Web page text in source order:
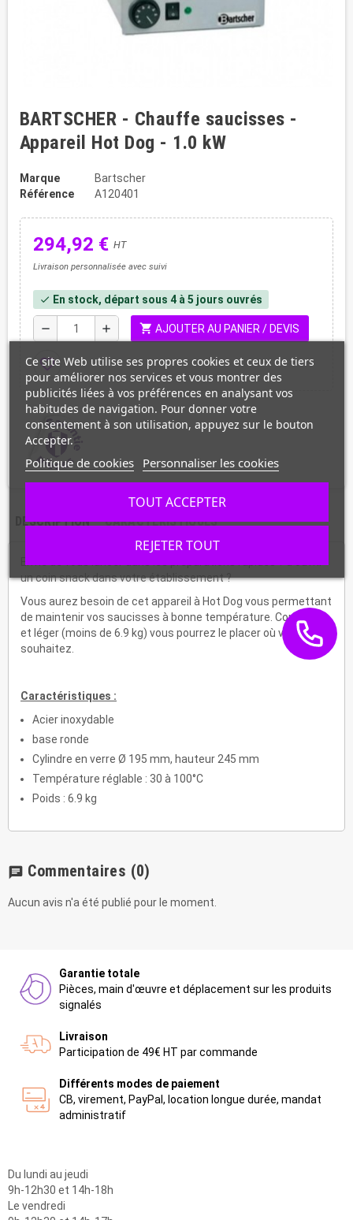
BARTSCHER - Chauffe saucisses -
Appareil Hot Dog - 1.0 kW
Marque
Bartscher
Référence
A120401
294,92 € HT
Livraison personnalisée avec suivi
check En stock, départ sous 4 à 5 jours ouvrés
remove add shopping_cart AJOUTER AU PANIER / DEVIS
favorite_border
DESCRIPTION CARACTÉRISTIQUES
un coin snack dans votre établissement ?
Vous aurez besoin de cet appareil à Hot Dog vous permettant
de maintenir vos saucisses à bonne température. Compact
et léger (moins de 6.9 kg) vous pourrez le placer où vous le
souhaitez.
Caractéristiques :
Acier inoxydable
base ronde
Cylindre en verre Ø 195 mm, hauteur 245 mm
Température réglable : 30 à 100°C
Poids : 6.9 kg
chat Commentaires (0)
Aucun avis n'a été publié pour le moment.
Garantie totale
Pièces, main d'œuvre et déplacement sur les produits
signalés
Livraison
Participation de 49€ HT par commande
Différents modes de paiement
CB, virement, PayPal, location longue durée, mandat
administratif
Du lundi au jeudi
9h-12h30 et 14h-18h
Le vendredi
Ce site Web utilise ses propres cookies et ceux de tiers
pour améliorer nos services et vous montrer des
publicités liées à vos préférences en analysant vos
habitudes de navigation. Pour donner votre
consentement à son utilisation, appuyez sur le bouton
Accepter.
Politique de cookies Personnaliser les cookies
REJETER TOUT
TOUT ACCEPTER